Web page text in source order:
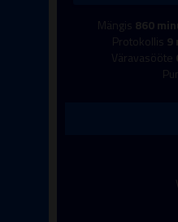
Mängis 860
Protokollis 9
Väravasööte